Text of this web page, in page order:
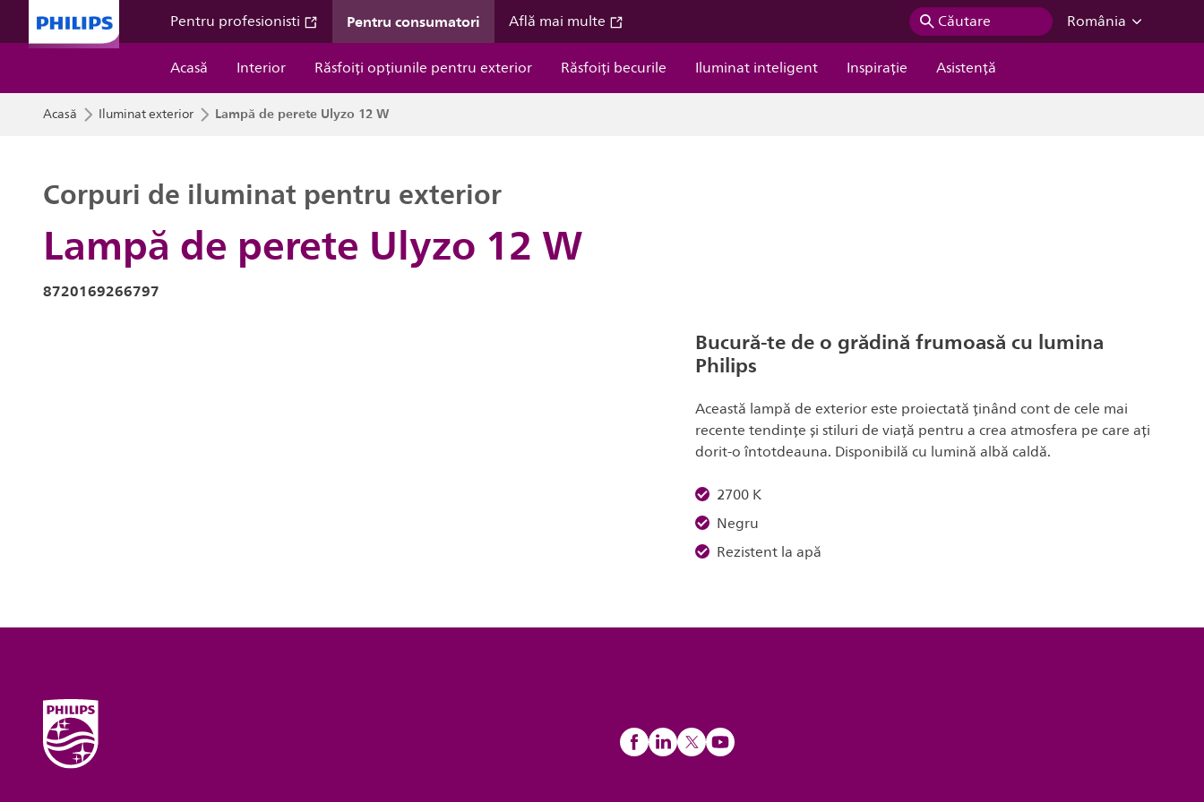
Pentru profesionisti Pentru consumatori Află mai multe Căutare
România
Acasă
Interior Răsfoiți opțiunile pentru exterior Răsfoiți becurile Iluminat inteligent Inspiraţie Asistență
Acasă Iluminat exterior Lampă de perete Ulyzo 12 W
Lampă de perete Ulyzo 12 W
Corpuri de iluminat pentru exterior
8720169266797
Bucură-te de o grădină frumoasă cu lumina
Philips
Această lampă de exterior este proiectată ținând cont de cele mai
recente tendințe și stiluri de viață pentru a crea atmosfera pe care ați
dorit-o întotdeauna. Disponibilă cu lumină albă caldă.
2700 K
Negru
Rezistent la apă